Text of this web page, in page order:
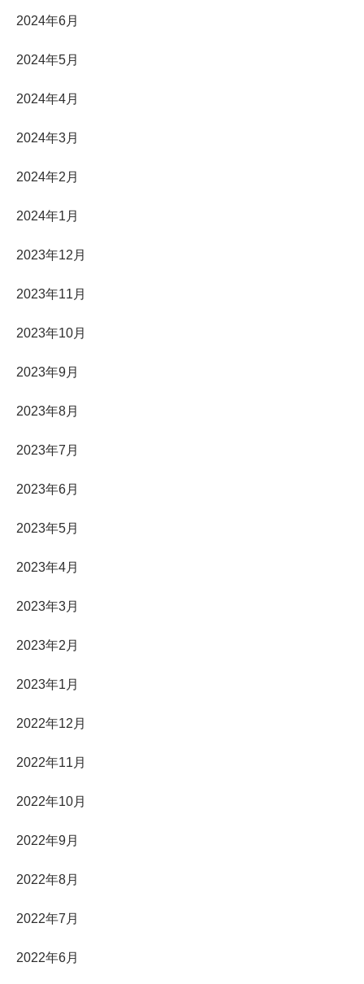
2024年6月
2024年5月
2024年4月
2024年3月
2024年2月
2024年1月
2023年12月
2023年11月
2023年10月
2023年9月
2023年8月
2023年7月
2023年6月
2023年5月
2023年4月
2023年3月
2023年2月
2023年1月
2022年12月
2022年11月
2022年10月
2022年9月
2022年8月
2022年7月
2022年6月